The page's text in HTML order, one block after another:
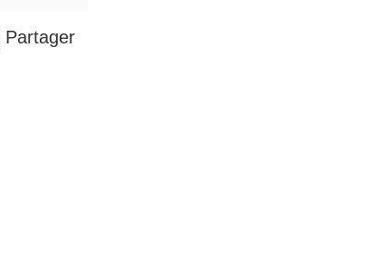
Partager